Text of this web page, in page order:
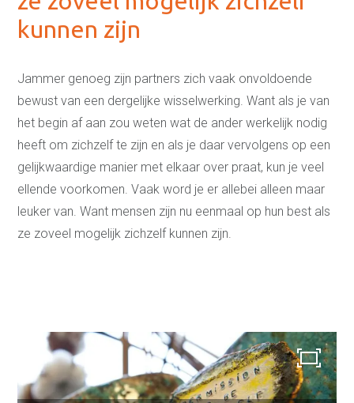
kunnen zijn
Jammer genoeg zijn partners zich vaak onvoldoende
bewust van een dergelijke wisselwerking. Want als je van
het begin af aan zou weten wat de ander werkelijk nodig
heeft om zichzelf te zijn en als je daar vervolgens op een
gelijkwaardige manier met elkaar over praat, kun je veel
ellende voorkomen. Vaak word je er allebei alleen maar
leuker van. Want mensen zijn nu eenmaal op hun best als
ze zoveel mogelijk zichzelf kunnen zijn.